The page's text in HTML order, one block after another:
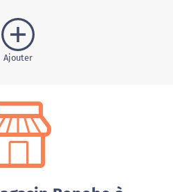
Ajouter